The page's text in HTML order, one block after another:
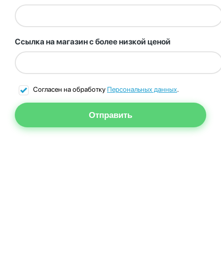
Ссылка на магазин с более низкой ценой
Согласен на обработку Персональных данных.
Отправить